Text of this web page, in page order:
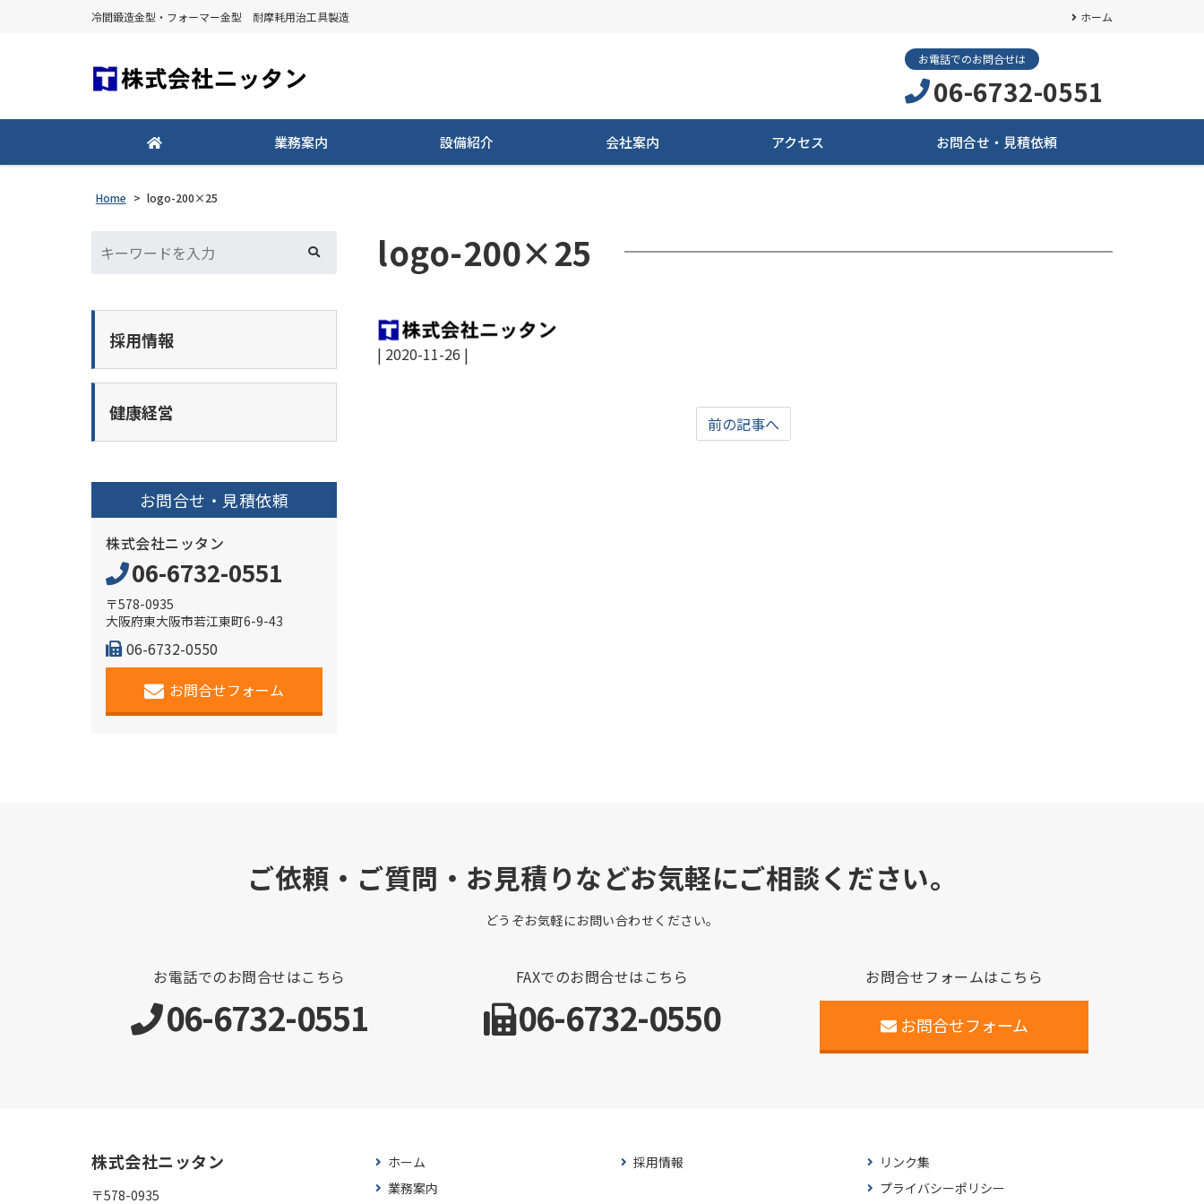
冷間鍛造金型・フォーマー金型 耐摩耗用治工具製造 ホーム
お電話でのお問合せは
06-6732-0551
業務案内 設備紹介 会社案内 アクセス お問合せ・見積依頼
Home > logo-200×25
logo-200×25
| 2020-11-26 |
前の記事へ
採用情報
健康経営
お問合せ・見積依頼
株式会社ニッタン
06-6732-0551
〒578-0935
大阪府東大阪市若江東町6-9-43
06-6732-0550
お問合せフォーム
ご依頼・ご質問・お見積りなどお気軽にご相談ください。
どうぞお気軽にお問い合わせください。
お電話でのお問合せはこちら
06-6732-0551
FAXでのお問合せはこちら
06-6732-0550
お問合せフォームはこちら
お問合せフォーム
株式会社ニッタン
〒578-0935
ホーム
業務案内
採用情報
リンク集
プライバシーポリシー